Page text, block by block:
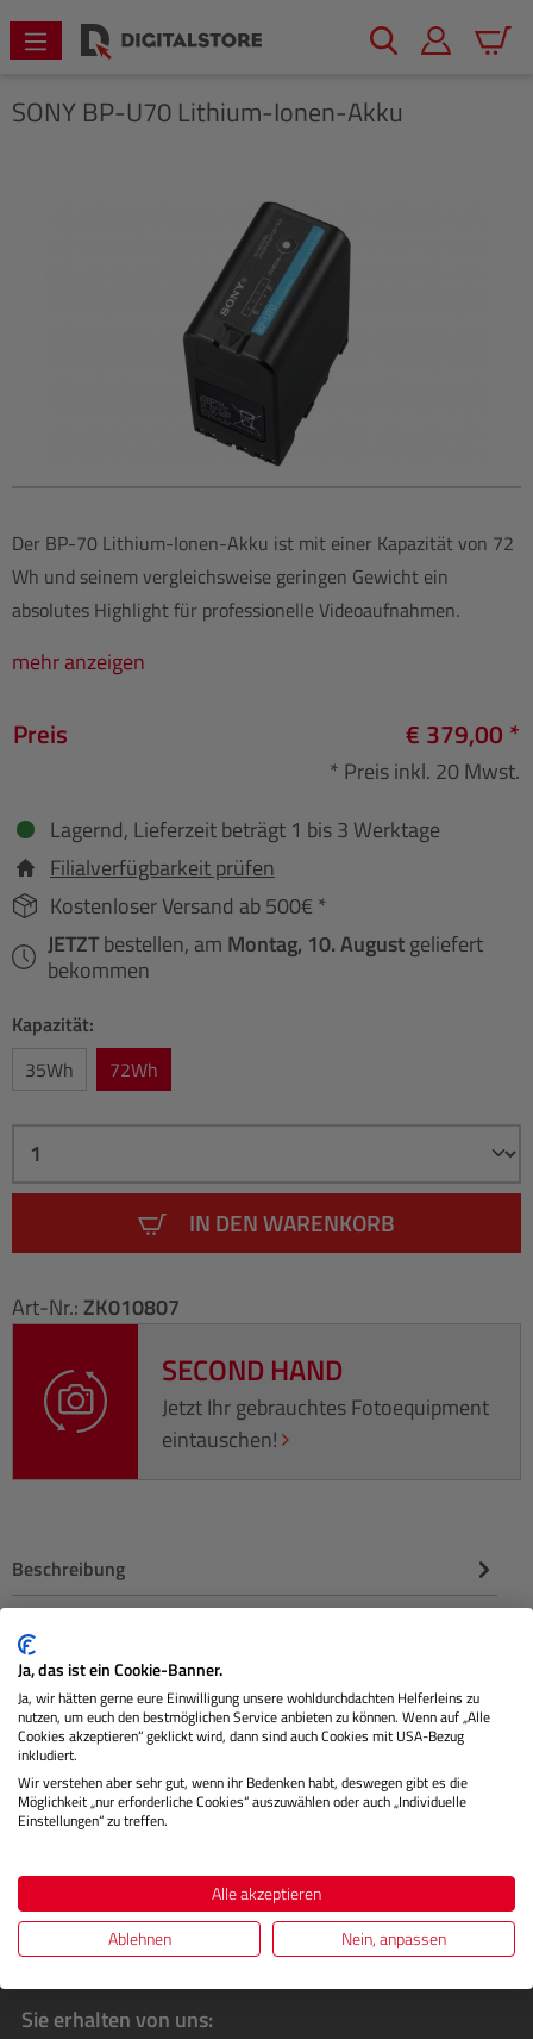
springen
SONY BP-U70 Lithium-Ionen-Akku
Der BP-70 Lithium-Ionen-Akku ist mit einer Kapazität von 72
Wh und seinem vergleichsweise geringen Gewicht ein
absolutes Highlight für professionelle Videoaufnahmen.
mehr anzeigen
Preis € 379,00 *
* Preis inkl. 20 Mwst.
Lagernd, Lieferzeit beträgt 1 bis 3 Werktage
Filialverfügbarkeit prüfen
Kostenloser Versand ab 500€ *
JETZTbestellen, am Montag, 10. Augustgeliefert
bekommen
Kapazität:
35Wh
72Wh
IN DEN WARENKORB
Art-Nr.: ZK010807
SECOND HAND
Jetzt Ihr gebrauchtes Fotoequipment
eintauschen!
Beschreibung
Der BP-U70 Lithium-Ionen-Akku ist mit seiner Kapazität
von 72 Wh und seinem relativ geringen Gewicht ein
absolutes Highlight… Mehr
Herstellerinformationen
Bewertungen
Sie erhalten von uns:
Ja, das ist ein Cookie-Banner.
Ja, wir hätten gerne eure Einwilligung unsere wohldurchdachten Helferleins zu
nutzen, um euch den bestmöglichen Service anbieten zu können. Wenn auf „Alle
Cookies akzeptieren“ geklickt wird, dann sind auch Cookies mit USA-Bezug
inkludiert.
Wir verstehen aber sehr gut, wenn ihr Bedenken habt, deswegen gibt es die
Möglichkeit „nur erforderliche Cookies“ auszuwählen oder auch „Individuelle
Einstellungen“ zu treffen.
Alle akzeptieren
Ablehnen
Nein, anpassen